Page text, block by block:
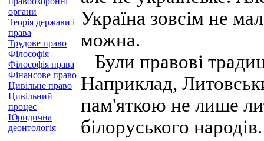
органи
Теорія держави і
права
Трудове право
Філософія
Філософія права
Фінансове право
Цивільне право
Цивільний
процес
Юридична
деонтологія
Україна зовсім не
можна.
Були правові
Наприклад,
пам'яткою не лише
білоруського